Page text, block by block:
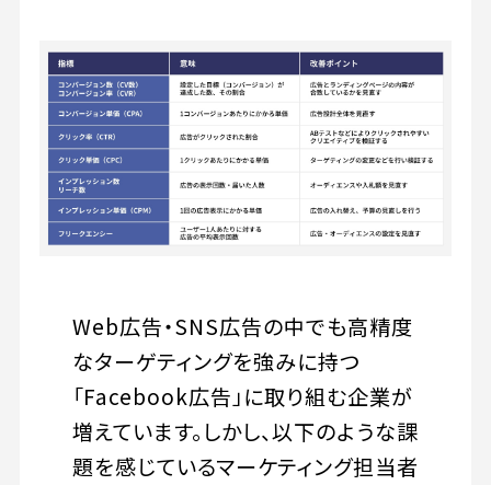
Web広告・SNS広告の中でも高精度
なターゲティングを強みに持つ
「Facebook広告」に取り組む企業が
増えています。しかし、以下のような課
題を感じているマーケティング担当者